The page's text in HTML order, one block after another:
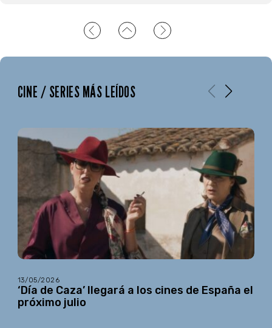
CINE / SERIES MÁS LEÍDOS
13/05/2026
‘Día de Caza’ llegará a los cines de España el
próximo julio